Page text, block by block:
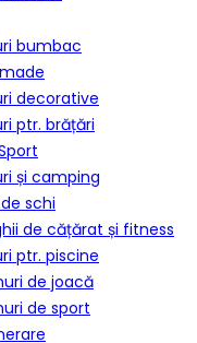
bumbac
decorative
ptr. brățări
și camping
schi
de cățărat și fitness
ptr. piscine
de joacă
de sport